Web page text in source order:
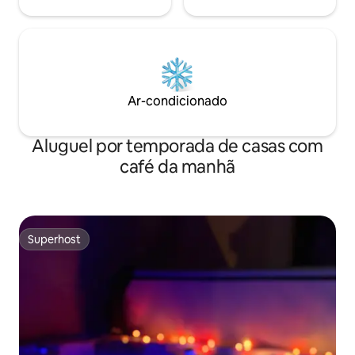
Ar-condicionado
Aluguel por temporada de casas com
café da manhã
Superhost
Superhost